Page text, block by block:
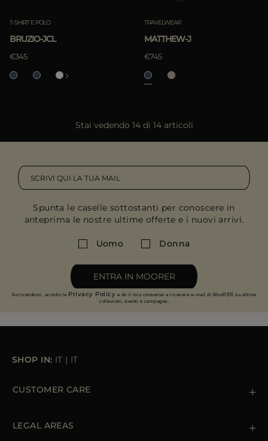
T-SHIRT E POLO
BRUZIO-JCL
€345
TRAVELWEAR
MATTHEW-J
€745
Stai vedendo 14 di 14 articoli
Spunta le caselle sottostanti per conoscere in
anteprima le nostre ultime offerte e i nuovi arrivi.
Uomo Donna
ENTRA IN MOORER
Iscrivendomi, accetto la Privacy Policy e do il mio consenso a ricevere e-mail di MooRER su ultime
collezioni, eventi e campagne.
SHOP IN: IT | IT
CUSTOMER CARE
Ordini e Pagamenti
LEGAL AREAS